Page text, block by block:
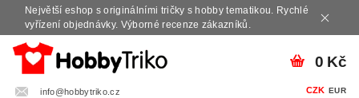
Největší eshop s originálními tričky s hobby tematikou. Rychlé
vyřízení objednávky. Výborné recenze zákazníků.
info@hobbytriko.cz CZK EUR
0 Kč